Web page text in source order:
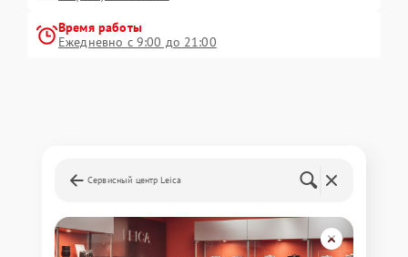
Время работы
Ежедневно с 9:00 до 21:00
Сервисный центр Leica